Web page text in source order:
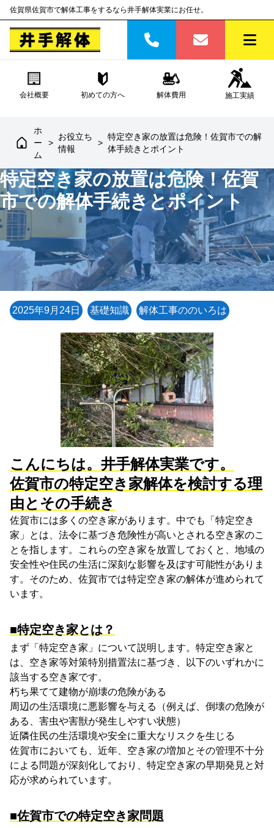
佐賀県佐賀市で解体工事をするなら井手解体実業にお任せ。
会社概要 初めての方へ 解体費用 施工実績
ホ
ー
ム
>
お役立ち
情報
>
特定空き家の放置は危険！佐賀市での解
体手続きとポイント
特定空き家の放置は危険！佐賀
市での解体手続きとポイント
2025年9月24日 基礎知識 解体工事ののいろは
こんにちは。井手解体実業です。
佐賀市の特定空き家解体を検討する理
由とその手続き
佐賀市には多くの空き家があります。中でも「特定空き
家」とは、法令に基づき危険性が高いとされる空き家のこ
とを指します。これらの空き家を放置しておくと、地域の
安全性や住民の生活に深刻な影響を及ぼす可能性がありま
す。そのため、佐賀市では特定空き家の解体が進められて
います。
■特定空き家とは？
まず「特定空き家」について説明します。特定空き家と
は、空き家等対策特別措置法に基づき、以下のいずれかに
該当する空き家です。
朽ち果てて建物が崩壊の危険がある
周辺の生活環境に悪影響を与える（例えば、倒壊の危険が
ある、害虫や害獣が発生しやすい状態）
近隣住民の生活環境や安全に重大なリスクを生じる
佐賀市においても、近年、空き家の増加とその管理不十分
による問題が深刻化しており、特定空き家の早期発見と対
応が求められています。
■佐賀市での特定空き家問題